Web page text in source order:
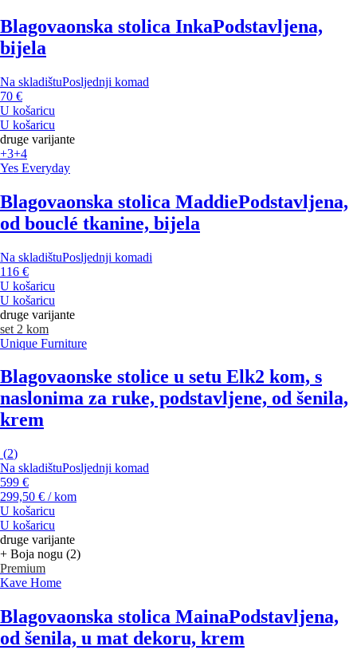
Blagovaonska stolica InkaPodstavljena,
bijela
Na skladištuPosljednji komad
70 €
U košaricu
U košaricu
druge varijante
+3+4
Yes Everyday
Blagovaonska stolica MaddiePodstavljena,
od bouclé tkanine, bijela
Na skladištuPosljednji komadi
116 €
U košaricu
U košaricu
druge varijante
set 2 kom
Unique Furniture
Blagovaonske stolice u setu Elk2 kom, s
naslonima za ruke, podstavljene, od šenila,
krem
(2)
Na skladištuPosljednji komad
599 €
299,50 € / kom
U košaricu
U košaricu
druge varijante
+ Boja nogu (2)
Premium
Kave Home
Blagovaonska stolica MainaPodstavljena,
od šenila, u mat dekoru, krem